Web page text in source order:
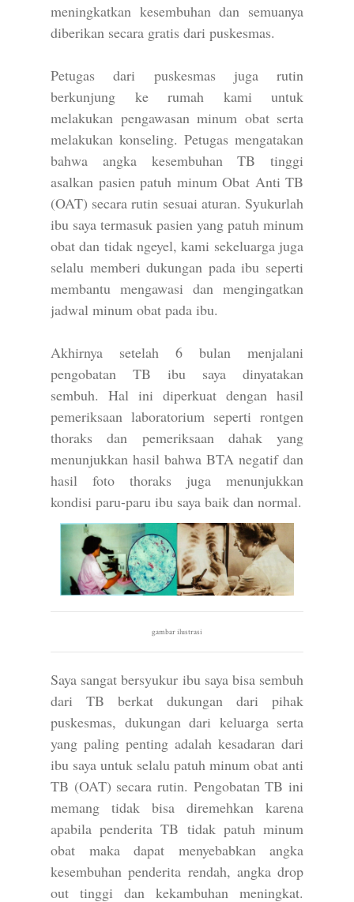
meningkatkan kesembuhan dan semuanya
diberikan secara gratis dari puskesmas.
Petugas dari puskesmas juga rutin
berkunjung ke rumah kami untuk
melakukan pengawasan minum obat serta
melakukan konseling. Petugas mengatakan
bahwa angka kesembuhan TB tinggi
asalkan pasien patuh minum Obat Anti TB
(OAT) secara rutin sesuai aturan. Syukurlah
ibu saya termasuk pasien yang patuh minum
obat dan tidak ngeyel, kami sekeluarga juga
selalu memberi dukungan pada ibu seperti
membantu mengawasi dan mengingatkan
jadwal minum obat pada ibu.
Akhirnya setelah 6 bulan menjalani
pengobatan TB ibu saya dinyatakan
sembuh. Hal ini diperkuat dengan hasil
pemeriksaan laboratorium seperti rontgen
thoraks dan pemeriksaan dahak yang
menunjukkan hasil bahwa BTA negatif dan
hasil foto thoraks juga menunjukkan
kondisi paru-paru ibu saya baik dan normal.
gambar ilustrasi
Saya sangat bersyukur ibu saya bisa sembuh
dari TB berkat dukungan dari pihak
puskesmas, dukungan dari keluarga serta
yang paling penting adalah kesadaran dari
ibu saya untuk selalu patuh minum obat anti
TB (OAT) secara rutin. Pengobatan TB ini
memang tidak bisa diremehkan karena
apabila penderita TB tidak patuh minum
obat maka dapat menyebabkan angka
kesembuhan penderita rendah, angka drop
out tinggi dan kekambuhan meningkat.